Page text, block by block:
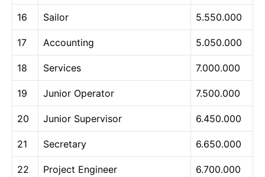
16 Sailor 5.550.000
17 Accounting 5.050.000
18 Services 7.000.000
19 Junior Operator 7.500.000
20 Junior Supervisor 6.450.000
21 Secretary 6.650.000
22 Project Engineer 6.700.000